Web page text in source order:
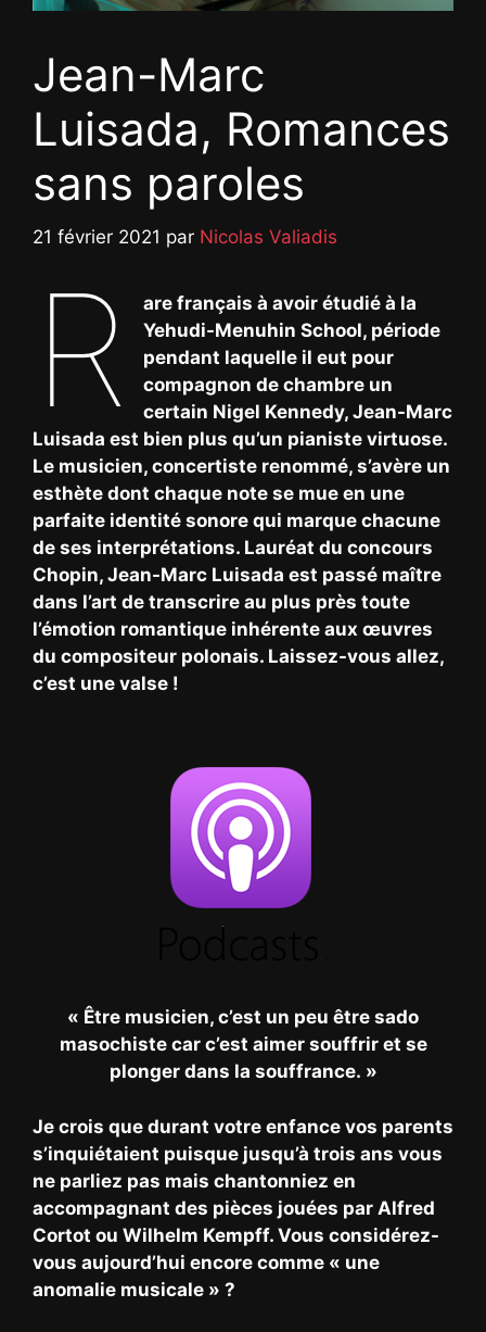
Jean-Marc
Luisada, Romances
sans paroles
21 février 2021 par Nicolas Valiadis
R
are français à avoir étudié à la
Yehudi-Menuhin School, période
pendant laquelle il eut pour
compagnon de chambre un
certain Nigel Kennedy, Jean-Marc
Luisada est bien plus qu’un pianiste virtuose.
Le musicien, concertiste renommé, s’avère un
esthète dont chaque note se mue en une
parfaite identité sonore qui marque chacune
de ses interprétations. Lauréat du concours
Chopin, Jean-Marc Luisada est passé maître
dans l’art de transcrire au plus près toute
l’émotion romantique inhérente aux œuvres
du compositeur polonais. Laissez-vous allez,
c’est une valse !
« Être musicien, c’est un peu être sado
masochiste car c’est aimer souffrir et se
plonger dans la souffrance. »
Je crois que durant votre enfance vos parents
s’inquiétaient puisque jusqu’à trois ans vous
ne parliez pas mais chantonniez en
accompagnant des pièces jouées par Alfred
Cortot ou Wilhelm Kempff. Vous considérez-
vous aujourd’hui encore comme « une
anomalie musicale » ?